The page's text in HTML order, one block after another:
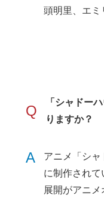
頭明里、エミ
Q
「シャドー
りますか？
A
アニメ「シ
に制作され
展開がアニメ